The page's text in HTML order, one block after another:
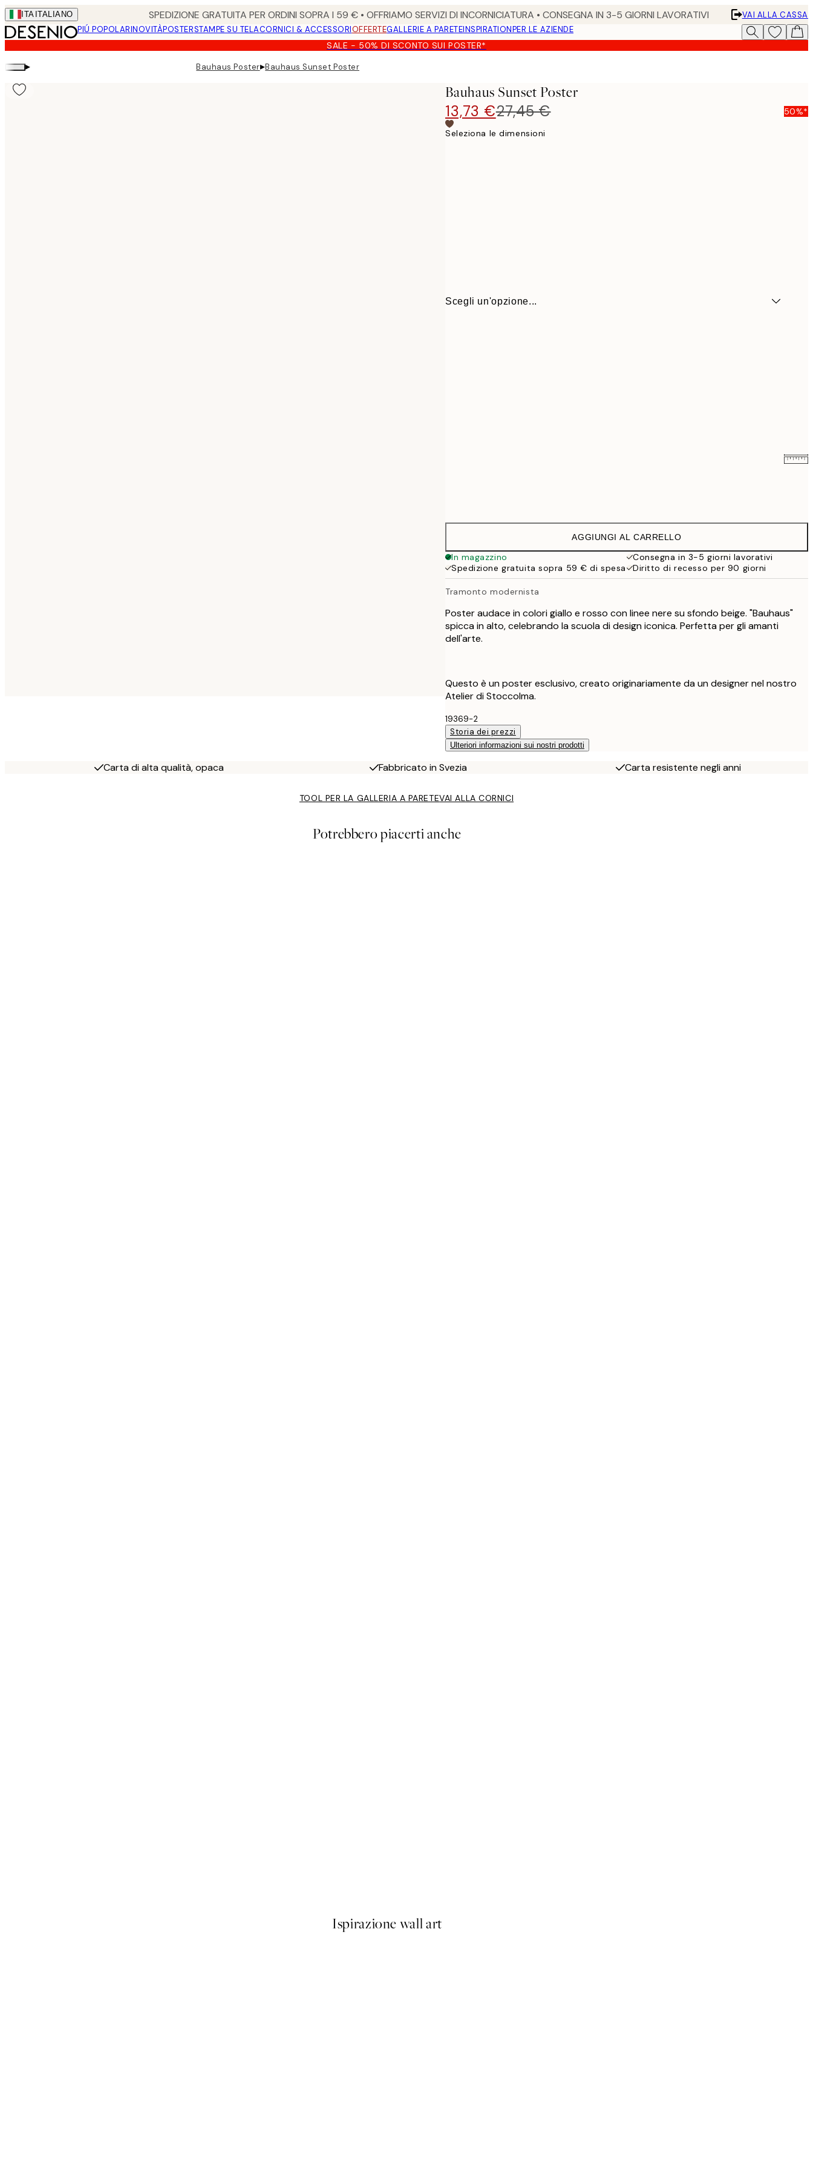
Skip
to
main
content.
ITA ITALIANO SPEDIZIONE GRATUITA PER ORDINI SOPRA I 59 € • OFFRIAMO SERVIZI DI INCORNICIATURA • CONSEGNA IN 3-5 GIORNI LAVORATIVI
VAI ALLA CASSA
PIÚ POPOLARINOVITÀPOSTERSTAMPE SU TELACORNICI & ACCESSORIOFFERTEGALLERIE A PARETEINSPIRATIONPER LE AZIENDE
SALE - 50% DI SCONTO SUI POSTER*
▸ Bauhaus Poster▸Bauhaus Sunset Poster
Bauhaus Sunset Poster
13,73 €27,45 € 50%*
Seleziona le dimensioni
Scegli un'opzione...
AGGIUNGI AL CARRELLO
In magazzino
Consegna in 3-5 giorni lavorativi
Spedizione gratuita sopra 59 € di spesa
Diritto di recesso per 90 giorni
Tramonto modernista
Poster audace in colori giallo e rosso con linee nere su sfondo beige. "Bauhaus"
spicca in alto, celebrando la scuola di design iconica. Perfetta per gli amanti
dell'arte.
Questo è un poster esclusivo, creato originariamente da un designer nel nostro
Atelier di Stoccolma.
19369-2
Storia dei prezzi
Ulteriori informazioni sui nostri prodotti
Carta di alta qualità, opaca Fabbricato in Svezia Carta resistente negli anni
TOOL PER LA GALLERIA A PARETEVAI ALLA CORNICI
Potrebbero piacerti anche
Ispirazione wall art